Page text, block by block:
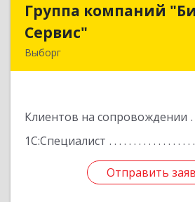
Группа компаний
Сервис"
Выборг
Клиентов на сопровождении
1С:Специалист
Отправить
Группа
Отправить